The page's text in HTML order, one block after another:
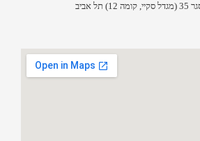
12) תל אביב